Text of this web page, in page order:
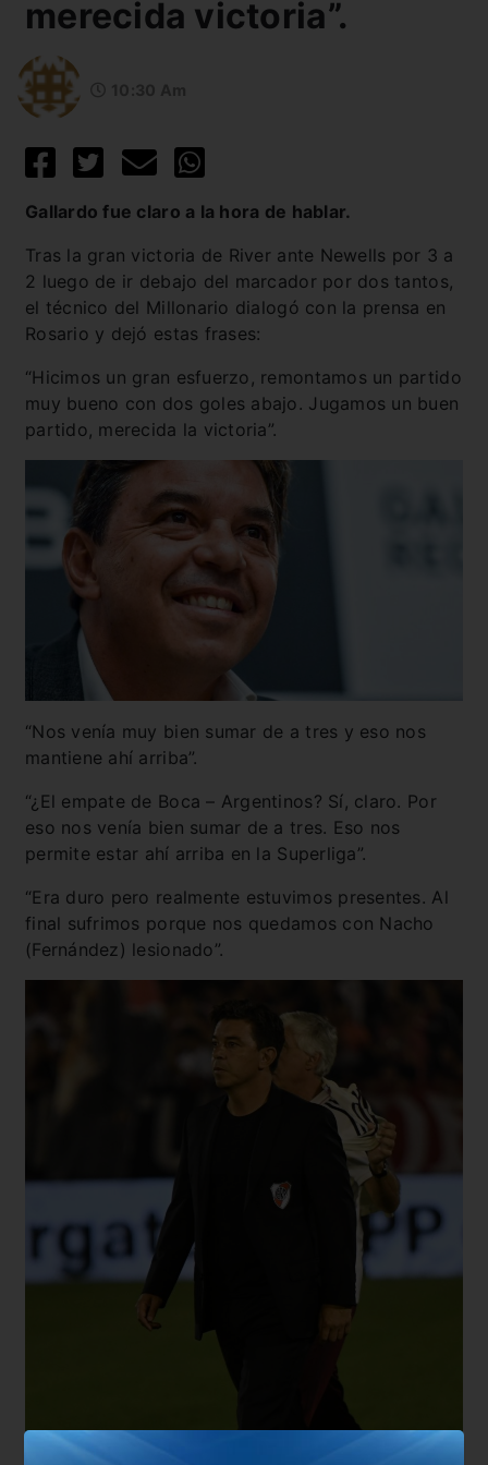
merecida victoria”.
Gallardo fue claro a la hora de hablar.
Tras la gran victoria de River ante Newells por 3 a
2 luego de ir debajo del marcador por dos tantos,
el técnico del Millonario dialogó con la prensa en
Rosario y dejó estas frases:
“Hicimos un gran esfuerzo, remontamos un partido
muy bueno con dos goles abajo. Jugamos un buen
partido, merecida la victoria”.
“Nos venía muy bien sumar de a tres y eso nos
mantiene ahí arriba”.
“¿El empate de Boca – Argentinos? Sí, claro. Por
eso nos venía bien sumar de a tres. Eso nos
permite estar ahí arriba en la Superliga”.
“Era duro pero realmente estuvimos presentes. Al
final sufrimos porque nos quedamos con Nacho
(Fernández) lesionado”.